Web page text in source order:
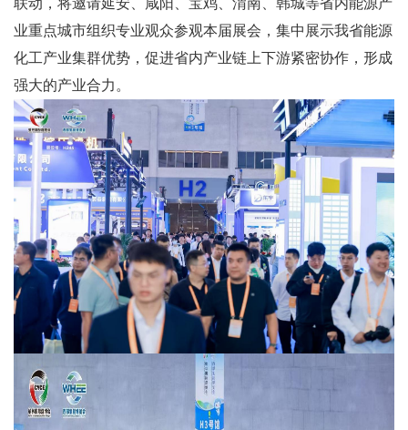
联动，将邀请延安、咸阳、宝鸡、渭南、韩城等省内能源产
业重点城市组织专业观众参观本届展会，集中展示我省能源
化工产业集群优势，促进省内产业链上下游紧密协作，形成
强大的产业合力。